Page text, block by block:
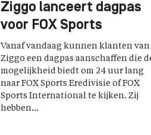
Ziggo lanceert dagpas
voor FOX Sports
Vanaf vandaag kunnen klanten van
Ziggo een dagpas aanschaffen die
mogelijkheid biedt om 24 uur lang
naar FOX Sports Eredivisie of FOX
Sports International te kijken. Zij
hebben...